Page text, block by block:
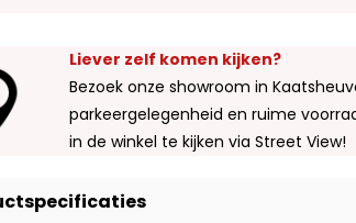
Liever zelf komen kijken?
Bezoek onze showroom in
parkeergelegenheid en ruime
in de winkel te kijken via Street View!